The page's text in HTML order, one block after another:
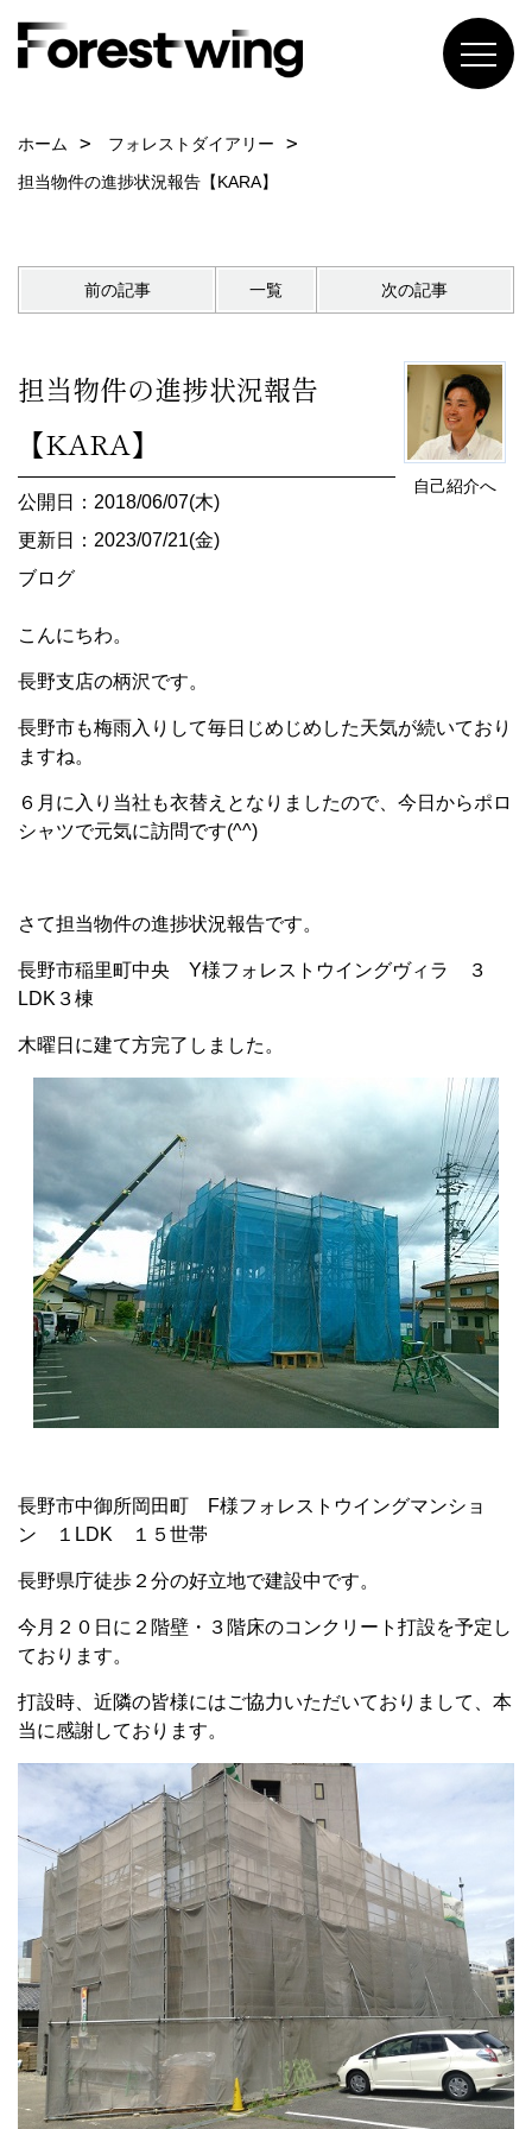
ホーム
フォレストダイアリー
担当物件の進捗状況報告【KARA】
前の記事 一覧 次の記事
自己紹介へ
担当物件の進捗状況報告
【KARA】
公開日：2018/06/07(木)
更新日：2023/07/21(金)
ブログ
こんにちわ。
長野支店の柄沢です。
長野市も梅雨入りして毎日じめじめした天気が続いており
ますね。
６月に入り当社も衣替えとなりましたので、今日からポロ
シャツで元気に訪問です(^^)
さて担当物件の進捗状況報告です。
長野市稲里町中央 Y様フォレストウイングヴィラ ３
LDK３棟
木曜日に建て方完了しました。
長野市中御所岡田町 F様フォレストウイングマンショ
ン １LDK １５世帯
長野県庁徒歩２分の好立地で建設中です。
今月２０日に２階壁・３階床のコンクリート打設を予定し
ております。
打設時、近隣の皆様にはご協力いただいておりまして、本
当に感謝しております。